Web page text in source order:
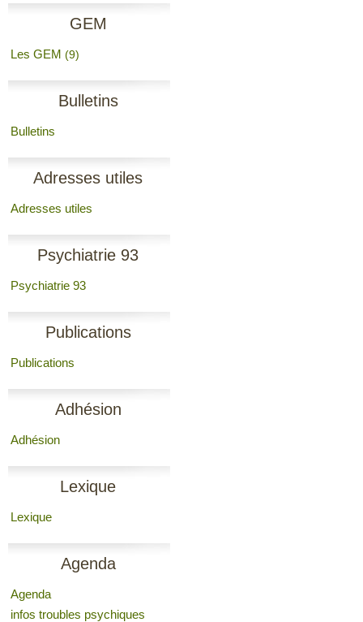
GEM
Les GEM (9)
Bulletins
Bulletins
Adresses utiles
Adresses utiles
Psychiatrie 93
Psychiatrie 93
Publications
Publications
Adhésion
Adhésion
Lexique
Lexique
Agenda
Agenda
infos troubles psychiques